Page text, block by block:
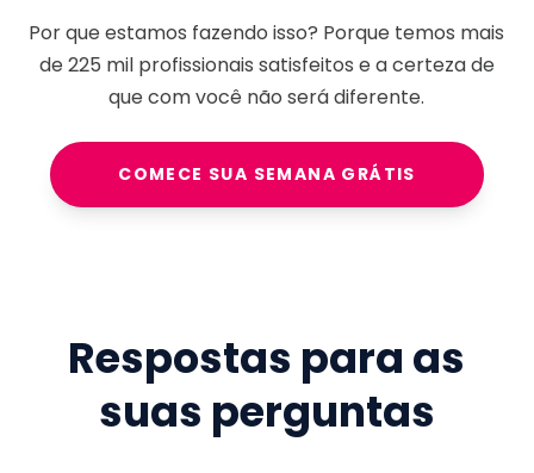
Por que estamos fazendo isso? Porque temos mais
de225 milprofissionais satisfeitos e a certeza de
que com você não será diferente.
COMECE SUA SEMANA GRÁTIS
Respostas para as
suas perguntas